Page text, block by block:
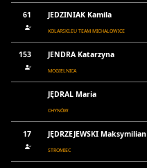
61 JEDZINIAK Kamila
KOLARSKI.EU TEAM MICHALOWICE
153 JENDRA Katarzyna
MOGIELNICA
JĘDRAL Maria
CHYNÓW
17 JĘDRZEJEWSKI Maksymilian
STROMIEC